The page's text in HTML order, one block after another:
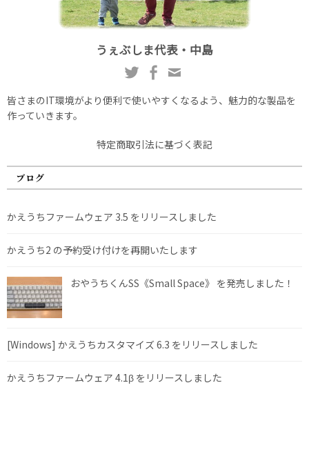
うぇぶしま代表・中島
皆さまのIT環境がより便利で使いやすくなるよう、魅力的な製品を
作っていきます。
特定商取引法に基づく表記
ブログ
かえうちファームウェア 3.5 をリリースしました
かえうち2 の予約受け付けを再開いたします
おやうちくんSS《Small Space》 を発売しました！
[Windows] かえうちカスタマイズ 6.3 をリリースしました
かえうちファームウェア 4.1β をリリースしました